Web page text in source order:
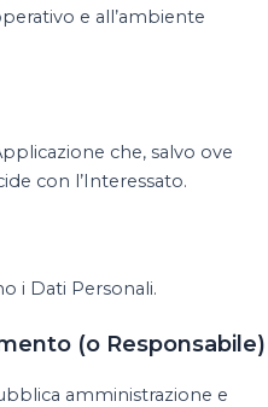
e all’ambiente
che, salvo ove
con l’Interessato.
i Dati Personali.
(o Responsabile)
amministrazione e